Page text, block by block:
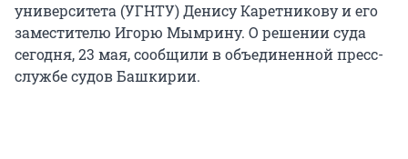
университета (УГНТУ) Денису Каретникову и его
заместителю Игорю Мымрину. О решении суда
сегодня, 23 мая, сообщили в объединенной пресс-
службе судов Башкирии.